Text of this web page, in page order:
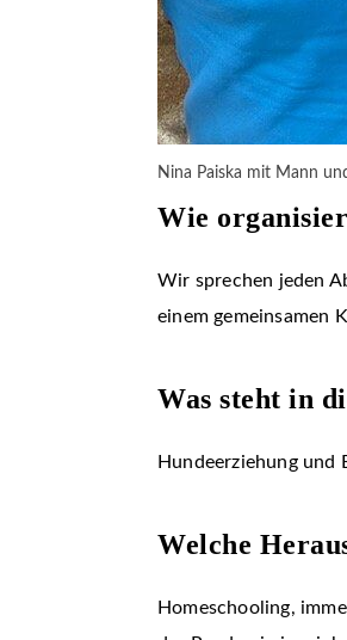
Nina Paiska mit Mann
Wie
Wir sprechen jeden
einem gemeinsamen
Was steht in
Hundeerziehung und
Welche
Homeschooling,